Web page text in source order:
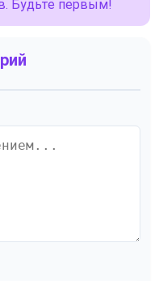
Будьте первым!